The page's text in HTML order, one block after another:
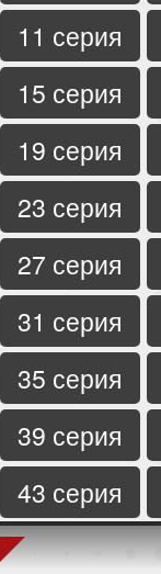
11 серия
15 серия
19 серия
23 серия
27 серия
31 серия
35 серия
39 серия
43 серия
47 серия